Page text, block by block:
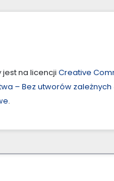
na licencji Creative
– Bez utworów zależnych
.